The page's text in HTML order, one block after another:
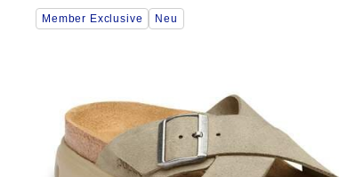
Durch
Anklicken
Produktbilder
aktualisiert.
Member Exclusive Neu